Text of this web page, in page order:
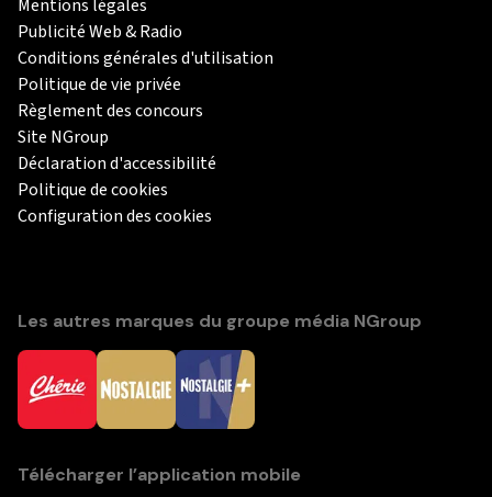
Mentions légales
Publicité Web & Radio
Conditions générales d'utilisation
Politique de vie privée
Règlement des concours
Site NGroup
Déclaration d'accessibilité
Politique de cookies
Configuration des cookies
Les autres marques du groupe média NGroup
Télécharger l’application mobile